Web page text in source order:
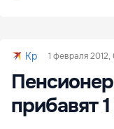
Kp 1 февраля 2012,
прибавят